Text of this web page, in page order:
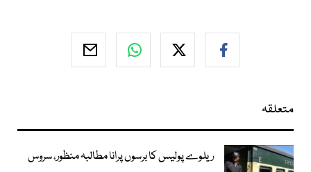
متعلقہ
ریلوے پولیس کا برسوں پرانا مطالبہ منظور، سروس